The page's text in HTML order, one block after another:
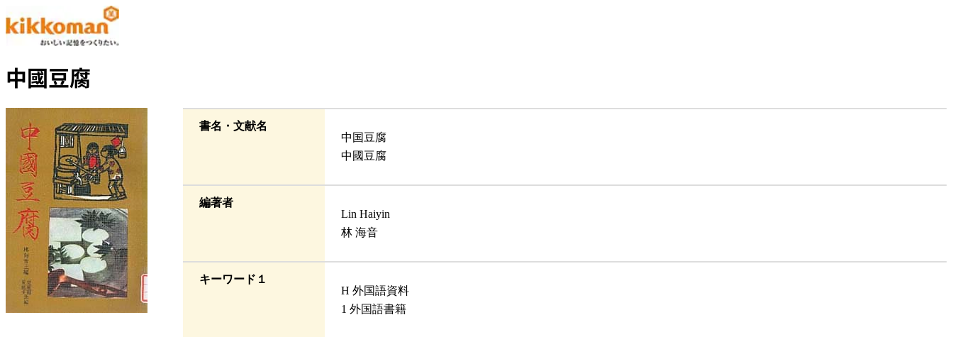
中國豆腐
書名・文献名
中国豆腐
中國豆腐
編著者
Lin Haiyin
林 海音
キーワード１
H 外国語資料
1 外国語書籍